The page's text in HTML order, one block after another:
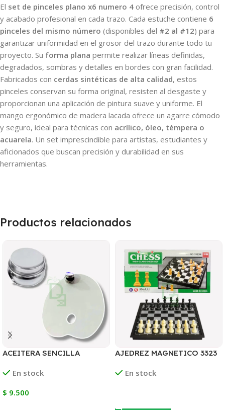
El set de pinceles plano x6 numero 4 ofrece precisión, control
y acabado profesional en cada trazo. Cada estuche contiene 6
pinceles del mismo número (disponibles del #2 al #12) para
garantizar uniformidad en el grosor del trazo durante todo tu
proyecto. Su forma plana permite realizar líneas definidas,
degradados, sombras y detalles en bordes con gran facilidad.
Fabricados con cerdas sintéticas de alta calidad, estos
pinceles conservan su forma original, resisten al desgaste y
proporcionan una aplicación de pintura suave y uniforme. El
mango ergonómico de madera lacada ofrece un agarre cómodo
y seguro, ideal para técnicas con acrílico, óleo, témpera o
acuarela. Un set imprescindible para artistas, estudiantes y
aficionados que buscan precisión y durabilidad en sus
herramientas.
Productos relacionados
ACEITERA SENCILLA
PALETA
En stock
$ 9.500
AJEDREZ MAGNETICO 3323
En stock